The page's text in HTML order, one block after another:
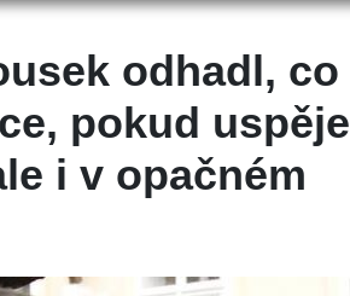
odhadl, co
pokud uspěje
i v opačném